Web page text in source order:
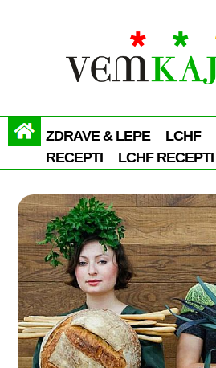
ZDRAVE & LEPE LCHF
RECEPTI
LCHF RECEPTI